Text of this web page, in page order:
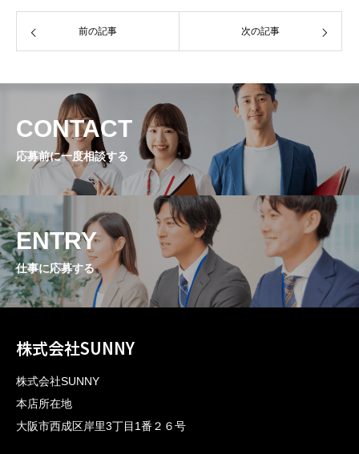
前の記事 次の記事
CONTACT
応募前に一度相談する
ENTRY
仕事に応募する
株式会社SUNNY
株式会社SUNNY
本店所在地
大阪市西成区岸里3丁目1番２６号